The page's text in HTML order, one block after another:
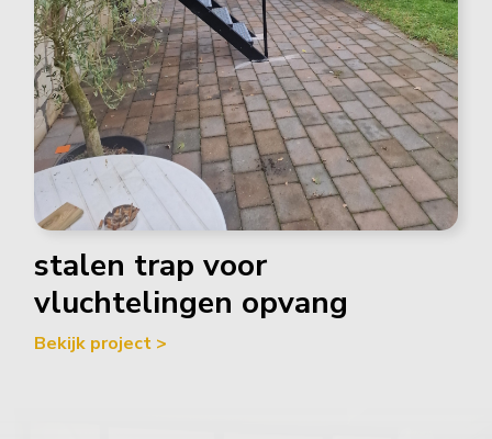
stalen trap voor
vluchtelingen opvang
Bekijk project >